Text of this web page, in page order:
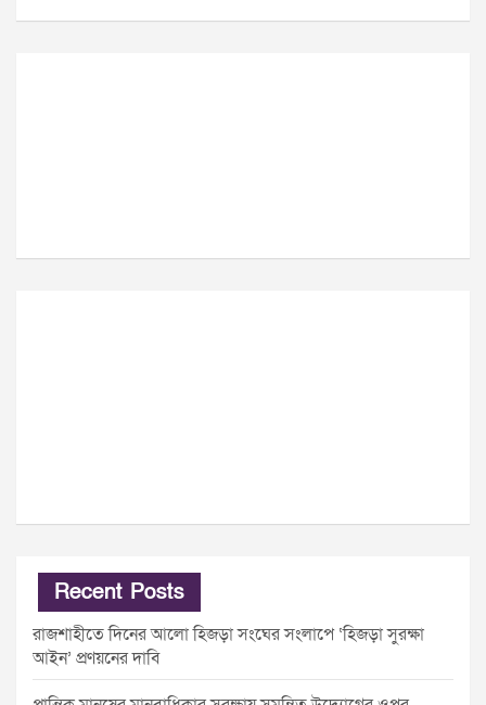
Recent Posts
রাজশাহীতে দিনের আলো হিজড়া সংঘের সংলাপে ‘হিজড়া সুরক্ষা
আইন’ প্রণয়নের দাবি